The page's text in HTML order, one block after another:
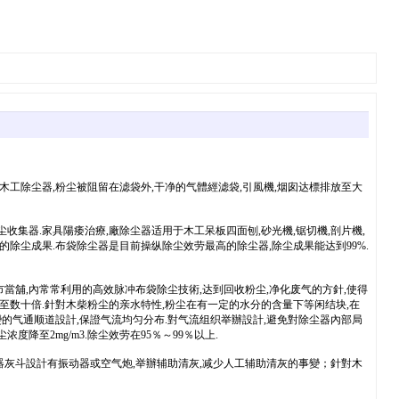
除尘器,粉尘被阻留在滤袋外,干净的气體經滤袋,引風機,烟囱达標排放至大
集器.家具陽痿治療,廠除尘器适用于木工呆板四面刨,砂光機,锯切機,剖片機,
尘成果.布袋除尘器是目前操纵除尘效劳最高的除尘器,除尘成果能达到99%.
舖,內常常利用的高效脉冲布袋除尘技術,达到回收粉尘,净化废气的方針,使得
十倍.針對木柴粉尘的亲水特性,粉尘在有一定的水分的含量下等闲结块,在
气通顺道設計,保證气流均匀分布.對气流组织举辦設計,避免對除尘器內部局
度降至2mg/m3.除尘效劳在95％～99％以上.
斗設計有振动器或空气炮,举辦辅助清灰,减少人工辅助清灰的事變；針對木